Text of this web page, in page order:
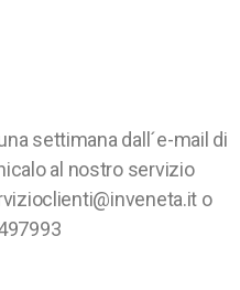
settimana dall´e-mail di
al nostro servizio
o